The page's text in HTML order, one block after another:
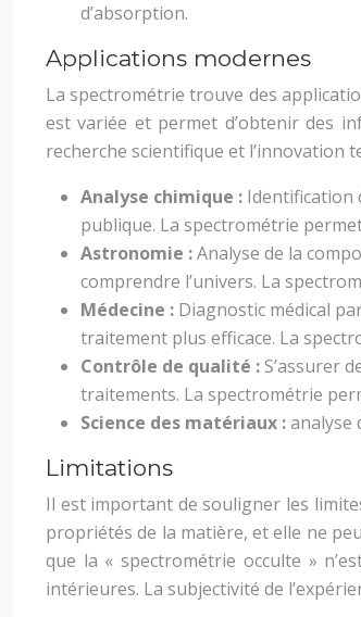
d’absorption.
Applications modernes
La spectrométrie trouve des
est variée et permet d’obtenir des
recherche scientifique et l’innovation
Analyse chimique : Identification
publique. La spectrométrie
Astronomie :Analyse de la
comprendre l’univers. La
Médecine : Diagnostic médical
traitement plus efficace. La
Contrôle de qualité : S’assurer
traitements. La spectrométrie
Science des matériaux :analyse
Limitations
Il est important de souligner les
propriétés de la matière, et elle ne
que la « spectrométrie occulte »
intérieures. La subjectivité de